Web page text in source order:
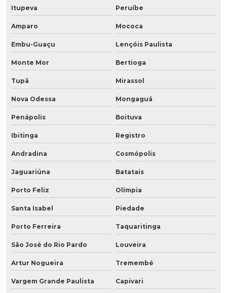
Itupeva Peruíbe
Amparo Mococa
Embu-Guaçu Lençóis Paulista
Monte Mor Bertioga
Tupã Mirassol
Nova Odessa Mongaguá
Penápolis Boituva
Ibitinga Registro
Andradina Cosmópolis
Jaguariúna Batatais
Porto Feliz Olímpia
Santa Isabel Piedade
Porto Ferreira Taquaritinga
São José do Rio Pardo Louveira
Artur Nogueira Tremembé
Vargem Grande Paulista Capivari